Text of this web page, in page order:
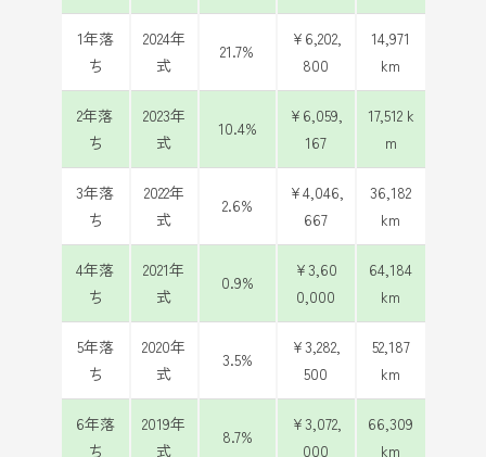
1年落
ち
2024年
式
21.7%
¥6,202,
800
14,971
km
2年落
ち
2023年
式
10.4%
¥6,059,
167
17,512 k
m
3年落
ち
2022年
式
2.6%
¥4,046,
667
36,182
km
4年落
ち
2021年
式
0.9%
¥3,60
0,000
64,184
km
5年落
ち
2020年
式
3.5%
¥3,282,
500
52,187
km
6年落
ち
2019年
式
8.7%
¥3,072,
000
66,309
km